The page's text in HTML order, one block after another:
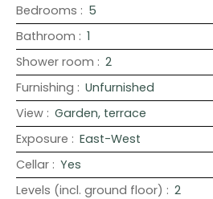
Bedrooms : 5
Bathroom : 1
Shower room : 2
Furnishing : Unfurnished
View : Garden, terrace
Exposure : East-West
Cellar : Yes
Levels (incl. ground floor) : 2